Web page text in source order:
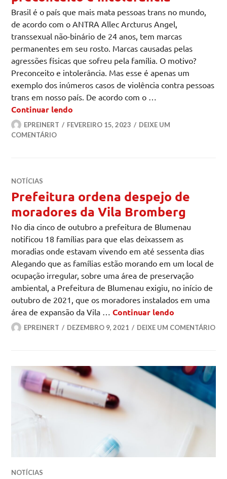
Brasil é o país que mais mata pessoas trans no mundo,
de acordo com o ANTRA Allec Arcturus Angel,
transsexual não-binário de 24 anos, tem marcas
permanentes em seu rosto. Marcas causadas pelas
agressões físicas que sofreu pela família. O motivo?
Preconceito e intolerância. Mas esse é apenas um
exemplo dos inúmeros casos de violência contra pessoas
trans em nosso país. De acordo com o …
Continuar lendo
EPREINERT FEVEREIRO 15, 2023
DEIXE UM
COMENTÁRIO
NOTÍCIAS
Prefeitura ordena despejo de
moradores da Vila Bromberg
No dia cinco de outubro a prefeitura de Blumenau
notificou 18 famílias para que elas deixassem as
moradias onde estavam vivendo em até sessenta dias
Alegando que as famílias estão morando em um local de
ocupação irregular, sobre uma área de preservação
ambiental, a Prefeitura de Blumenau exigiu, no início de
outubro de 2021, que os moradores instalados em uma
área de expansão da Vila …Continuar lendo
EPREINERT DEZEMBRO 9, 2021 DEIXE UM COMENTÁRIO
NOTÍCIAS